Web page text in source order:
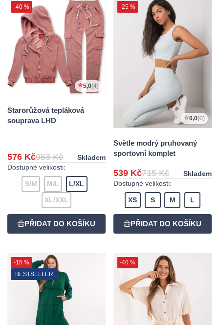
-40 %
5,0(4)
Starorůžová tepláková
souprava LHD
576 Kč953 Kč
Skladem
Dostupné velikosti:
S/M M/L L/XL
XL/XXL
-25 %
0,0(0)
Světle modrý pruhovaný
sportovní komplet
539 Kč715 Kč
Skladem
Dostupné velikosti:
XS S M L
-15 %
BESTSELLER
-40 %